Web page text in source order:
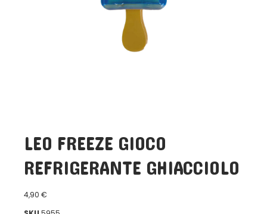
LEO FREEZE GIOCO
REFRIGERANTE GHIACCIOLO
4,90 €